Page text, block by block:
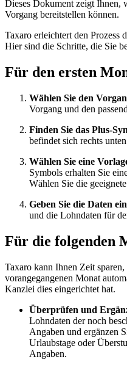
Dieses Dokument zeigt Ihnen,
Vorgang bereitstellen können.
Taxaro erleichtert den Prozess
Hier sind die Schritte, die Sie
Für den ersten
Wählen Sie den
Vorgang und den
Finden Sie das Plus-
befindet sich rechts
Wählen Sie eine
Symbols erhalten Sie
Wählen Sie die
Geben Sie die Daten
und die Lohndaten für
Für die folgenden
Taxaro kann Ihnen Zeit
vorangegangenen Monat
Kanzlei dies eingerichtet hat.
Überprüfen und
Lohndaten der noch
Angaben und ergänzen
Urlaubstage oder
Angaben.